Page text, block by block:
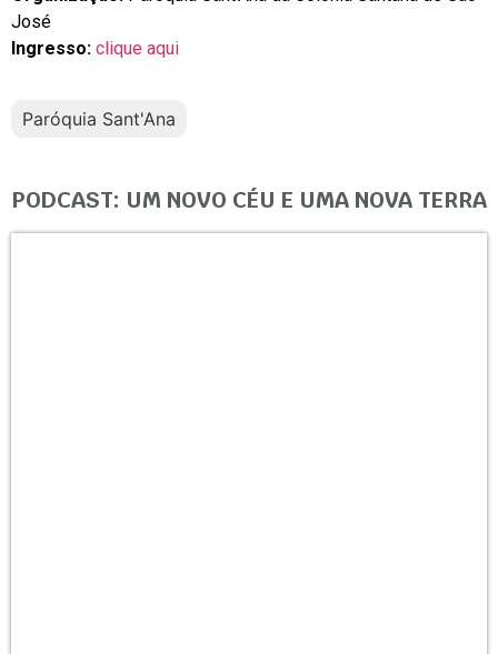
José
Ingresso: clique aqui
Paróquia Sant'Ana
PODCAST: UM NOVO CÉU E UMA NOVA TERRA